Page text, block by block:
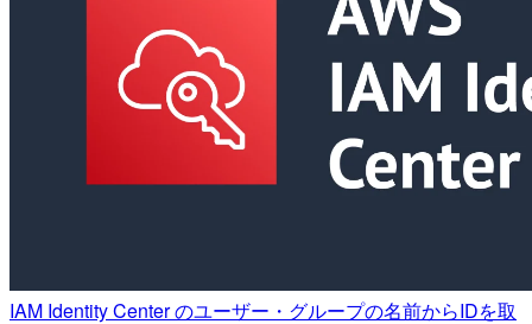
IAM Identity Center のユーザー・グループの名前からIDを取